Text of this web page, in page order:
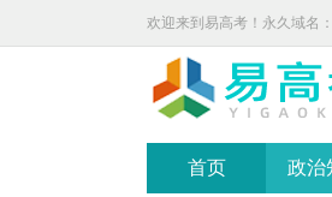
欢迎来到易高考！永久域名
首页 政治